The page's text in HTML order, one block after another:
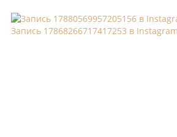
Запись 17868266717417253 в Instagram